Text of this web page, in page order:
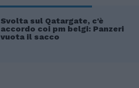
Svolta sul Qatargate, c'è
accordo coi pm belgi: Panzeri
vuota il sacco